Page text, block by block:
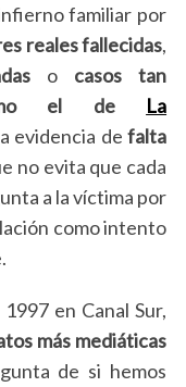
familiar por
reales fallecidas,
o casos tan
el de La
evidencia defalta
no evita que cada
a la víctima por
como intento
en Canal Sur,
más mediáticas
de si hemos